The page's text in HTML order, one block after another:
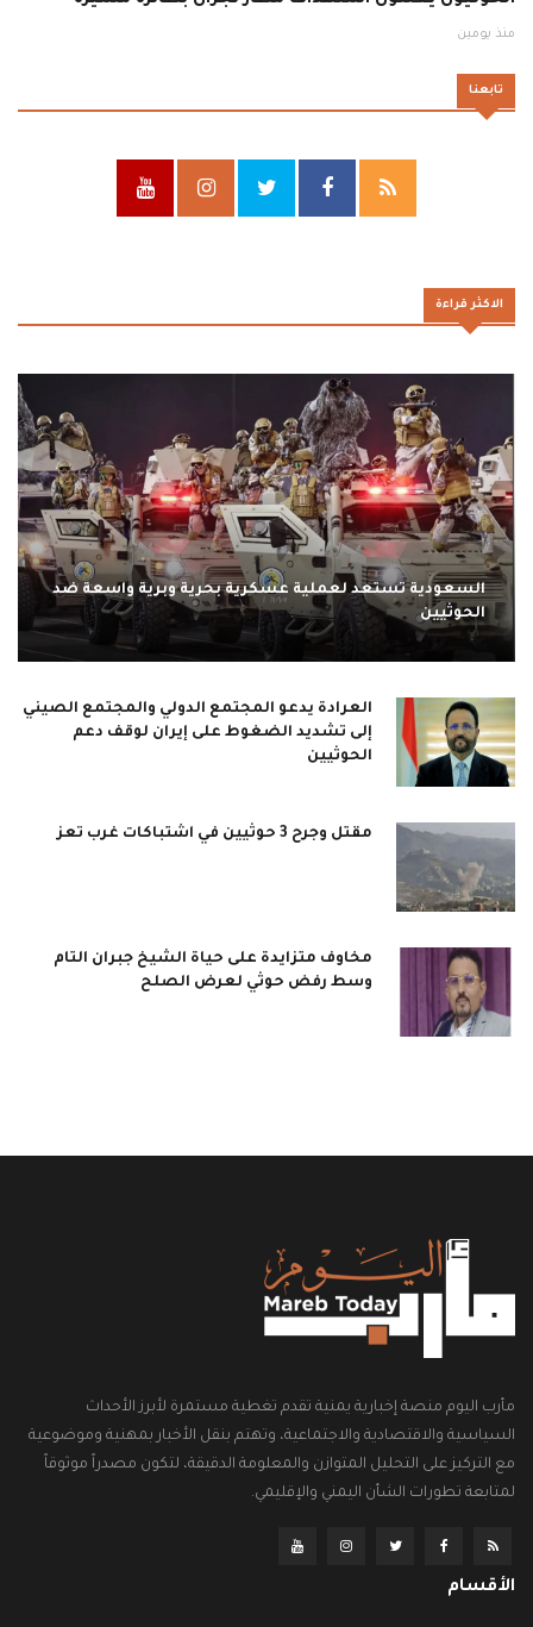
منذ يومين
تابعنا
الاكثر قراءة
السعودية تستعد لعملية عسكرية بحرية وبرية واسعة ضد
الحوثيين
العرادة يدعو المجتمع الدولي والمجتمع الصيني
إلى تشديد الضغوط على إيران لوقف دعم
الحوثيين
مقتل وجرح 3 حوثيين في اشتباكات غرب تعز
مخاوف متزايدة على حياة الشيخ جبران التام
وسط رفض حوثي لعرض الصلح
مأرب اليوم منصة إخبارية يمنية تقدم تغطية مستمرة لأبرز الأحداث
السياسية والاقتصادية والاجتماعية، وتهتم بنقل الأخبار بمهنية وموضوعية
مع التركيز على التحليل المتوازن والمعلومة الدقيقة، لتكون مصدراً موثوقاً
لمتابعة تطورات الشأن اليمني والإقليمي.
الأقسام